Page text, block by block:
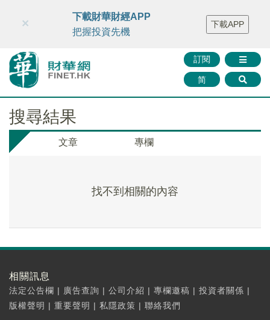
財華智庫網 FINTV FINMETA 財華證券 媒體矩陣
智庫沙龍
聯絡我們
訂閱
简
×
下載財華財經APP
把握投資先機
下載APP
搜尋結果
文章 專欄
找不到相關的內容
相關訊息
法定公告欄 | 廣告查詢 | 公司介紹 | 專欄邀稿 | 投資者關係 |
版權聲明 | 重要聲明 | 私隱政策 | 聯絡我們